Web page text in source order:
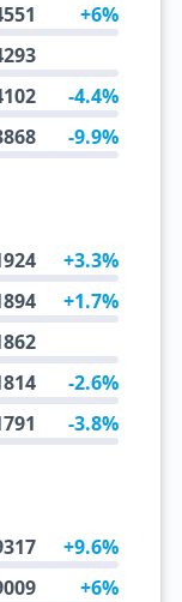
+6%
-4.4%
-9.9%
+3.3%
+1.7%
-2.6%
-3.8%
+9.6%
+6%